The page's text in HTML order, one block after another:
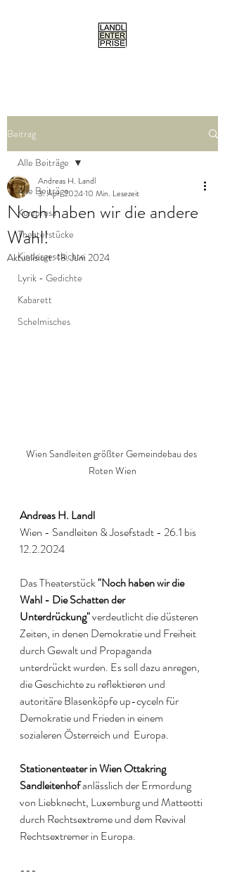
Beitrag
Alle Beiträge
Kurzprosa
Theaterstücke
Kindergeschichte
Lyrik - Gedichte
Kabarett
Schelmisches
Alle Beiträge
Noch haben wir die andere
Wahl!
Andreas H. Landl
3. Apr. 202410 Min. Lesezeit
Aktualisiert:18. Juni 2024
Wien Sandleiten größter Gemeindebau des
Roten Wien
Andreas H. Landl
Wien - Sandleiten & Josefstadt - 26.1 bis
12.2.2024
Das Theaterstück "Noch haben wir die
Wahl - Die Schatten der
Unterdrückung" verdeutlicht die düsteren
Zeiten, in denen Demokratie und Freiheit
durch Gewalt und Propaganda
unterdrückt wurden. Es soll dazu anregen,
die Geschichte zu reflektieren und
autoritäre Blasenköpfe up-cyceln für
Demokratie und Frieden in einem
sozialeren Österreich und  Europa.
Stationenteater in Wien Ottakring
Sandleitenhof anlässlich der Ermordung
von Liebknecht, Luxemburg und Matteotti
durch Rechtsextreme und dem Revival
Rechtsextremer in Europa.
---